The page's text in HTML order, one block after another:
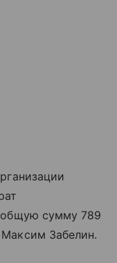
общую сумму 789
Забелин.